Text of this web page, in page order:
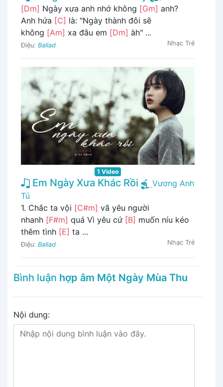
[Dm] Ngày xưa anh nhớ không [Gm] anh?
Anh hứa [C] là: "Ngày thành đôi sẽ
không [Am] xa đâu em [Dm] àh" ...
Điệu: Ballad Nhạc Trẻ
1 Video
Em Ngày Xưa Khác Rồi
Vương Anh
Tú
1. Chắc ta vội [C#m] vã yêu người
nhanh [F#m] quá Vì yêu cứ [B] muốn níu kéo
thêm tình [E] ta ...
Điệu: Ballad Nhạc Trẻ
Bình luận hợp âm Một Ngày Mùa Thu
Nội dung: